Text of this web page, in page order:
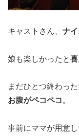
キャストさん、 ナ
娘も楽しかったと
まだひとつ終わった
お腹がペコペコ 。
事前にママが用意